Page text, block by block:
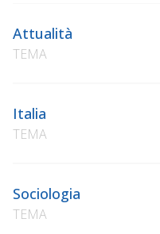
Attualità
TEMA
Italia
TEMA
Sociologia
TEMA